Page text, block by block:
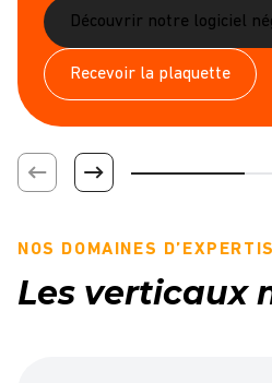
Découvrir notre logiciel
Recevoir la plaquette
NOS DOMAINES
Les verticaux